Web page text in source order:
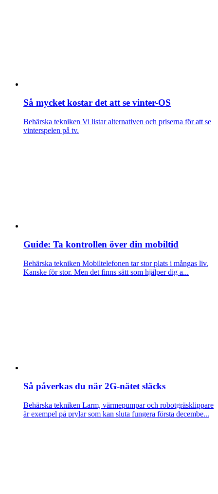
Så mycket kostar det att se vinter-OS
Behärska tekniken Vi listar alternativen och priserna för att se
vinterspelen på tv.
Guide: Ta kontrollen över din mobiltid
Behärska tekniken Mobiltelefonen tar stor plats i mångas liv.
Kanske för stor. Men det finns sätt som hjälper dig a...
Så påverkas du när 2G-nätet släcks
Behärska tekniken Larm, värmepumpar och robotgräsklippare
är exempel på prylar som kan sluta fungera första decembe...